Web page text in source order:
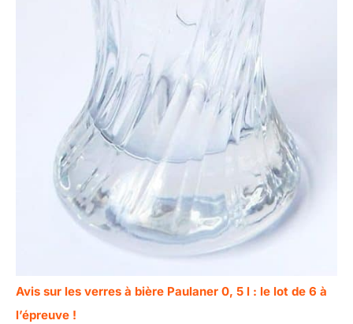
Avis sur les verres à bière Paulaner 0, 5 l : le lot de 6 à
l’épreuve !